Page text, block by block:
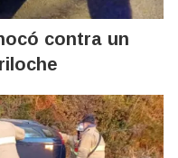
contra un